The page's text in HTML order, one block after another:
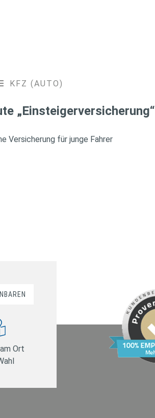
KFZ (AUTO)
„Einsteigerversicherung“
Versicherung für junge Fahrer
Ort